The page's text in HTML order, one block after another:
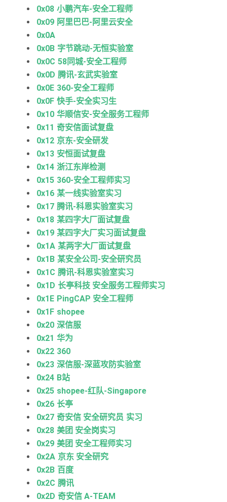
0x08 小鹏汽车-安全工程师
0x09 阿里巴巴-阿里云安全
0x0A
0x0B 字节跳动-无恒实验室
0x0C 58同城-安全工程师
0x0D 腾讯-玄武实验室
0x0E 360-安全工程师
0x0F 快手-安全实习生
0x10 华顺信安-安全服务工程师
0x11 奇安信面试复盘
0x12 京东-安全研发
0x13 安恒面试复盘
0x14 浙江东岸检测
0x15 360-安全工程师实习
0x16 某一线实验室实习
0x17 腾讯-科恩实验室实习
0x18 某四字大厂面试复盘
0x19 某四字大厂实习面试复盘
0x1A 某两字大厂面试复盘
0x1B 某安全公司-安全研究员
0x1C 腾讯-科恩实验室实习
0x1D 长亭科技 安全服务工程师实习
0x1E PingCAP 安全工程师
0x1F shopee
0x20 深信服
0x21 华为
0x22 360
0x23 深信服-深蓝攻防实验室
0x24 B站
0x25 shopee-红队-Singapore
0x26 长亭
0x27 奇安信 安全研究员 实习
0x28 美团 安全岗实习
0x29 美团 安全工程师实习
0x2A 京东 安全研究
0x2B 百度
0x2C 腾讯
0x2D 奇安信 A-TEAM